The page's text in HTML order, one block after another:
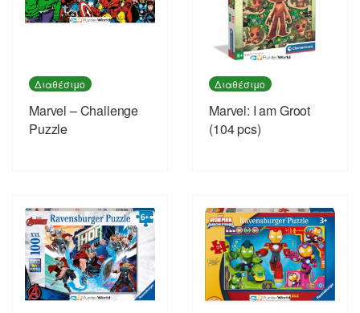
Διαθέσιμο
Marvel – Challenge
Puzzle
Διαθέσιμο
Marvel: I am Groot
(104 pcs)